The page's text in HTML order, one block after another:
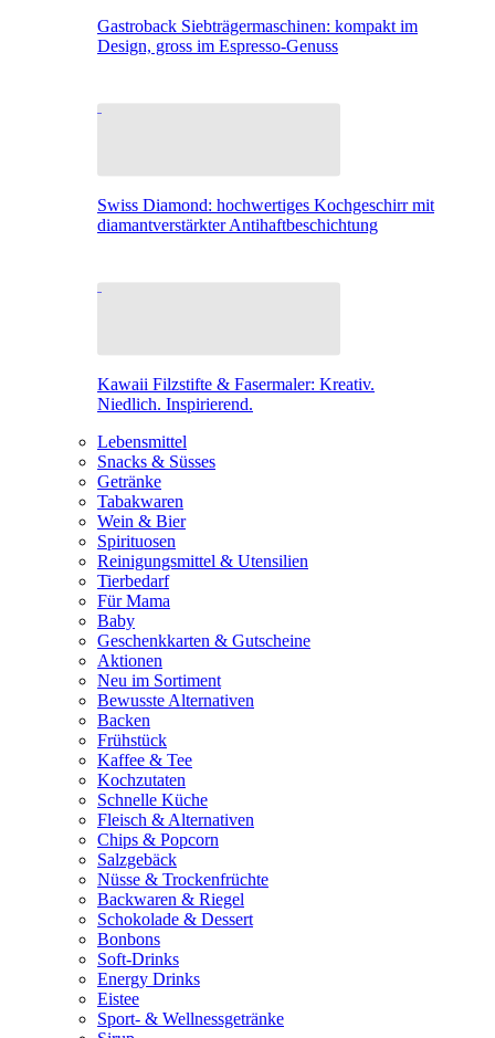
Gastroback Siebträgermaschinen: kompakt im
Design, gross im Espresso-Genuss
Swiss Diamond: hochwertiges Kochgeschirr mit
diamantverstärkter Antihaftbeschichtung
Kawaii Filzstifte & Fasermaler: Kreativ.
Niedlich. Inspirierend.
Lebensmittel
Snacks & Süsses
Getränke
Tabakwaren
Wein & Bier
Spirituosen
Reinigungsmittel & Utensilien
Tierbedarf
Für Mama
Baby
Geschenkkarten & Gutscheine
Aktionen
Neu im Sortiment
Bewusste Alternativen
Backen
Frühstück
Kaffee & Tee
Kochzutaten
Schnelle Küche
Fleisch & Alternativen
Chips & Popcorn
Salzgebäck
Nüsse & Trockenfrüchte
Backwaren & Riegel
Schokolade & Dessert
Bonbons
Soft-Drinks
Energy Drinks
Eistee
Sport- & Wellnessgetränke